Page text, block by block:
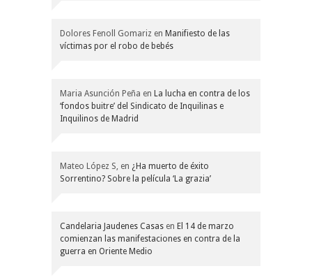
Dolores Fenoll Gomariz en Manifiesto de las
víctimas por el robo de bebés
Maria Asunción Peña en La lucha en contra de los
‘fondos buitre’ del Sindicato de Inquilinas e
Inquilinos de Madrid
Mateo López S, en ¿Ha muerto de éxito
Sorrentino? Sobre la película ‘La grazia’
Candelaria Jaudenes Casas en El 14 de marzo
comienzan las manifestaciones en contra de la
guerra en Oriente Medio